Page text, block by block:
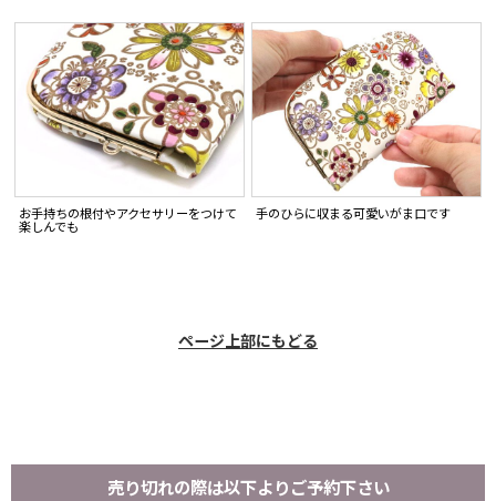
お手持ちの根付やアクセサリーをつけて
楽しんでも
手のひらに収まる可愛いがま口です
ページ上部にもどる
売り切れの際は以下よりご予約下さい